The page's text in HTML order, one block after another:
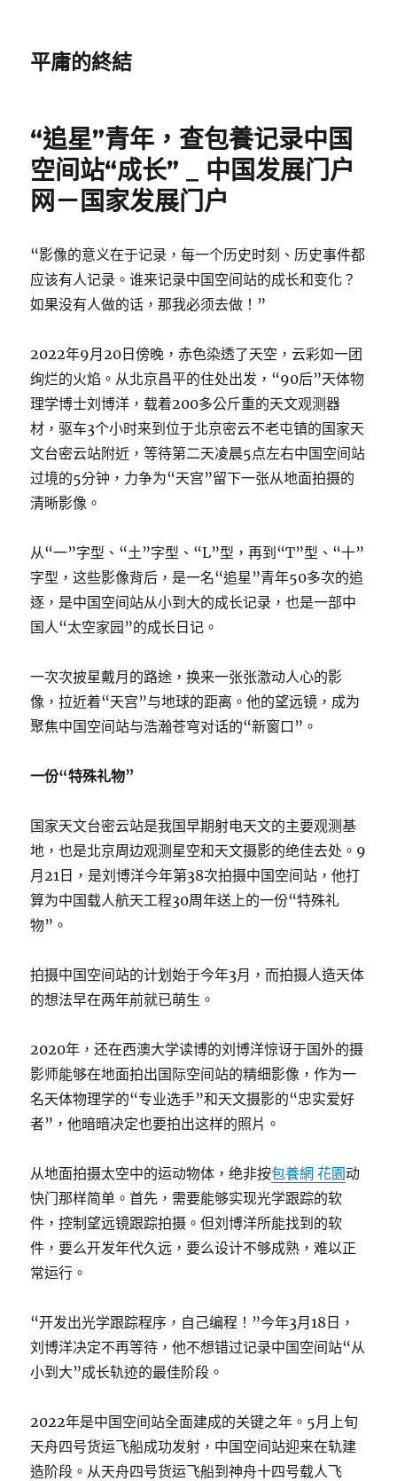
平庸的終結
“追星”青年，查包養记录中国
空间站“成长” _ 中国发展门户
网－国家发展门户
“影像的意义在于记录，每一个历史时刻、历史事件都
应该有人记录。谁来记录中国空间站的成长和变化？
如果没有人做的话，那我必须去做！”
2022年9月20日傍晚，赤色染透了天空，云彩如一团
绚烂的火焰。从北京昌平的住处出发，“90后”天体物
理学博士刘博洋，载着200多公斤重的天文观测器
材，驱车3个小时来到位于北京密云不老屯镇的国家天
文台密云站附近，等待第二天凌晨5点左右中国空间站
过境的5分钟，力争为“天宫”留下一张从地面拍摄的
清晰影像。
从“一”字型、“土”字型、“L”型，再到“T”型、“十”
字型，这些影像背后，是一名“追星”青年50多次的追
逐，是中国空间站从小到大的成长记录，也是一部中
国人“太空家园”的成长日记。
一次次披星戴月的路途，换来一张张激动人心的影
像，拉近着“天宫”与地球的距离。他的望远镜，成为
聚焦中国空间站与浩瀚苍穹对话的“新窗口”。
一份“特殊礼物”
国家天文台密云站是我国早期射电天文的主要观测基
地，也是北京周边观测星空和天文摄影的绝佳去处。9
月21日，是刘博洋今年第38次拍摄中国空间站，他打
算为中国载人航天工程30周年送上的一份“特殊礼
物”。
拍摄中国空间站的计划始于今年3月，而拍摄人造天体
的想法早在两年前就已萌生。
2020年，还在西澳大学读博的刘博洋惊讶于国外的摄
影师能够在地面拍出国际空间站的精细影像，作为一
名天体物理学的“专业选手”和天文摄影的“忠实爱好
者”，他暗暗决定也要拍出这样的照片。
从地面拍摄太空中的运动物体，绝非按包養網 花園动
快门那样简单。首先，需要能够实现光学跟踪的软
件，控制望远镜跟踪拍摄。但刘博洋所能找到的软
件，要么开发年代久远，要么设计不够成熟，难以正
常运行。
“开发出光学跟踪程序，自己编程！”今年3月18日，
刘博洋决定不再等待，他不想错过记录中国空间站“从
小到大”成长轨迹的最佳阶段。
2022年是中国空间站全面建成的关键之年。5月上旬
天舟四号货运飞船成功发射，中国空间站迎来在轨建
造阶段。从天舟四号货运飞船到神舟十四号载人飞